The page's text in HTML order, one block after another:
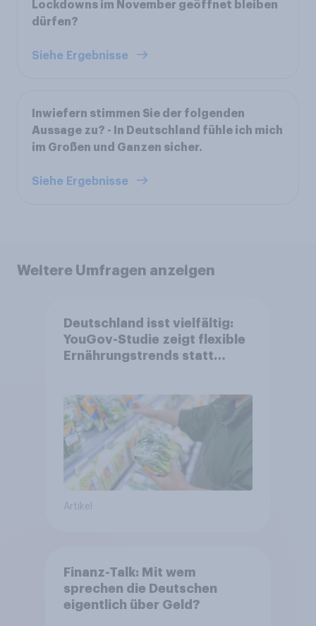
Lockdowns im November geöffnet bleiben
dürfen?
Siehe Ergebnisse
Inwiefern stimmen Sie der folgenden
Aussage zu? - In Deutschland fühle ich mich
im Großen und Ganzen sicher.
Siehe Ergebnisse
Weitere Umfragen anzeigen
Deutschland isst vielfältig:
YouGov-Studie zeigt flexible
Ernährungstrends statt
Artikel
Finanz-Talk: Mit wem
sprechen die Deutschen
eigentlich über Geld?